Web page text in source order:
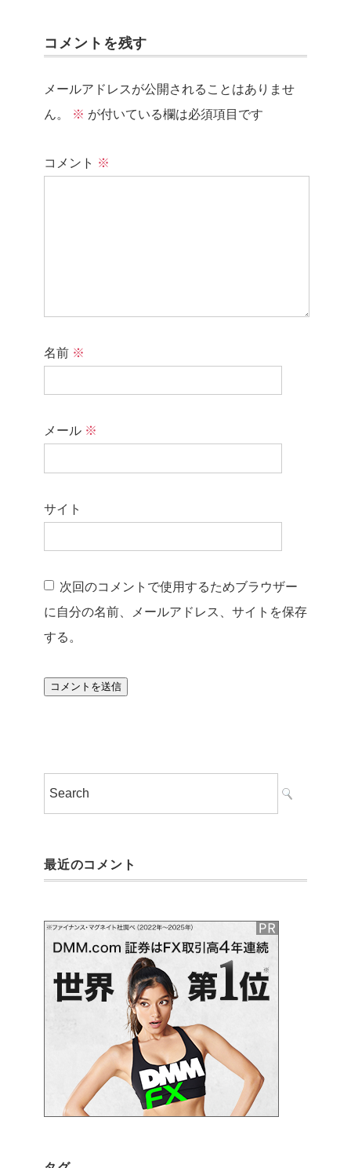
コメントを残す
メールアドレスが公開されることはありませ
ん。
※ が付いている欄は必須項目です
コメント ※
名前 ※
メール ※
サイト
次回のコメントで使用するためブラウザー
に自分の名前、メールアドレス、サイトを保存
する。
最近のコメント